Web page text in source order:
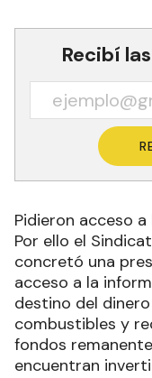
Recibí
Pidieron acceso
Por ello el
concretó una
acceso a la
destino del
combustibles y
fondos
encuentran